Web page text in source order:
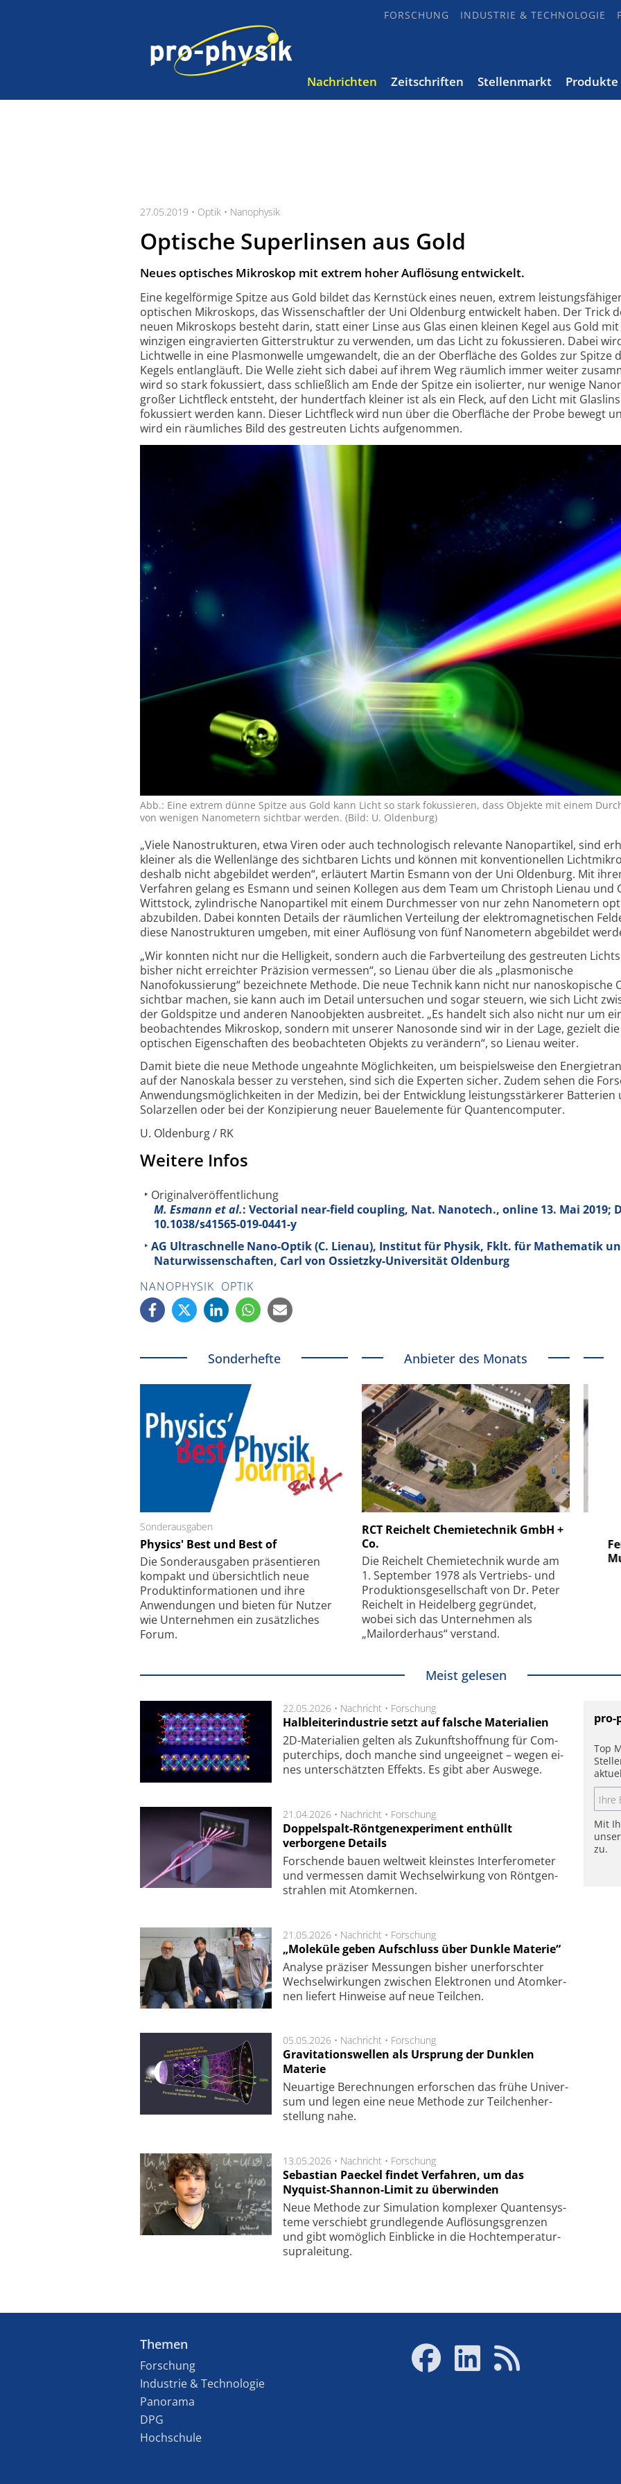
FORSCHUNG INDUSTRIE & TECHNOLOGIE
Nachrichten Zeitschriften Stellenmarkt Produkte
27.05.2019 • Optik • Nanophysik
Optische Superlinsen aus Gold
Neues optisches Mikroskop mit extrem hoher Auflösung entwickelt.
Eine kegelförmige Spitze aus Gold bildet das Kernstück eines neuen, extrem
optischen Mikroskops, das Wissenschaftler der Uni Oldenburg entwickelt haben. Der Trick
neuen Mikroskops besteht darin, statt einer Linse aus Glas einen kleinen Kegel aus Gold
winzigen eingravierten Gitterstruktur zu verwenden, um das Licht zu fokussieren. Dabei
Lichtwelle in eine Plasmonwelle umgewandelt, die an der Oberfläche des Goldes zur Spitze
Kegels entlangläuft. Die Welle zieht sich dabei auf ihrem Weg räumlich immer weiter
wird so stark fokussiert, dass schließlich am Ende der Spitze ein isolierter, nur wenige
großer Lichtfleck entsteht, der hundertfach kleiner ist als ein Fleck, auf den Licht mit
fokussiert werden kann. Dieser Lichtfleck wird nun über die Oberfläche der Probe bewegt
wird ein räumliches Bild des gestreuten Lichts aufgenommen.
Abb.: Eine extrem dünne Spitze aus Gold kann Licht so stark fokussieren, dass Objekte mit einem
von wenigen Nanometern sichtbar werden. (Bild: U. Oldenburg)
„Viele Nanostrukturen, etwa Viren oder auch technologisch relevante Nanopartikel, sind
kleiner als die Wellenlänge des sichtbaren Lichts und können mit konventionellen
deshalb nicht abgebildet werden“, erläutert Martin Esmann von der Uni Oldenburg. Mit
Verfahren gelang es Esmann und seinen Kollegen aus dem Team um Christoph Lienau und
Wittstock, zylindrische Nanopartikel mit einem Durchmesser von nur zehn Nanometern
abzubilden. Dabei konnten Details der räumlichen Verteilung der elektromagnetischen
diese Nanostrukturen umgeben, mit einer Auflösung von fünf Nanometern abgebildet
„Wir konnten nicht nur die Helligkeit, sondern auch die Farbverteilung des gestreuten
bisher nicht erreichter Präzision vermessen“, so Lienau über die als „plasmonische
Nanofokussierung“ bezeichnete Methode. Die neue Technik kann nicht nur nanoskopische
sichtbar machen, sie kann auch im Detail untersuchen und sogar steuern, wie sich Licht
der Goldspitze und anderen Nanoobjekten ausbreitet. „Es handelt sich also nicht nur um
beobachtendes Mikroskop, sondern mit unserer Nanosonde sind wir in der Lage, gezielt die
optischen Eigenschaften des beobachteten Objekts zu verändern“, so Lienau weiter.
Damit biete die neue Methode ungeahnte Möglichkeiten, um beispielsweise den
auf der Nanoskala besser zu verstehen, sind sich die Experten sicher. Zudem sehen die
Anwendungsmöglichkeiten in der Medizin, bei der Entwicklung leistungsstärkerer Batterien
Solarzellen oder bei der Konzipierung neuer Bauelemente für Quantencomputer.
U. Oldenburg / RK
Weitere Infos
Originalveröffentlichung
M. Esmann et al.: Vectorial near-field coupling, Nat. Nanotech., online 13. Mai 2019;
10.1038/s41565-019-0441-y
AG Ultraschnelle Nano-Optik (C. Lienau), Institut für Physik, Fklt. für Mathematik
Naturwissenschaften, Carl von Ossietzky-Universität Oldenburg
NANOPHYSIK OPTIK
Sonderhefte
Sonderausgaben
Physics' Best und Best of
Die Sonder­ausgaben präsentieren
kompakt und übersichtlich neue
Produkt­informationen und ihre
Anwendungen und bieten für Nutzer
wie Unternehmen ein zusätzliches
Forum.
Anbieter des Monats
RCT Reichelt Chemietechnik GmbH +
Co.
Die Reichelt Chemietechnik wurde am
1. September 1978 als Vertriebs- und
Produktionsgesellschaft von Dr. Peter
Reichelt in Heidelberg gegründet,
wobei sich das Unternehmen als
„Mailorderhaus“ verstand.
Faserkoppler mit Super-
Feinfokussierungsmechanismus
SmarAct GmbH
kleinstem Raum
Meist gelesen
22.05.2026 • Nachricht • Forschung
Halbleiterindustrie setzt auf falsche Materialien
2D-Mate­ri­a­li­en gel­ten als Zu­kunfts­hoff­nung für Com­
pu­ter­chips, doch man­che sind un­ge­eig­net – we­gen ei­
nes un­ter­schätz­ten Ef­fekts. Es gibt aber Aus­we­ge.
21.04.2026 • Nachricht • Forschung
Doppelspalt-Röntgenexperiment enthüllt
verborgene Details
For­schen­de bau­en welt­weit kleins­tes In­ter­fe­ro­me­ter
und ver­mes­sen da­mit Wech­sel­wir­kung von Rönt­gen­
strah­len mit Atom­ker­nen.
21.05.2026 • Nachricht • Forschung
„Moleküle geben Aufschluss über Dunkle Materie“
Analyse prä­zi­ser Mes­sung­en bis­her un­er­for­schter
Wech­sel­wir­kung­en zwi­schen Elek­tro­nen und Atom­ker­
nen lie­fert Hin­wei­se auf neue Teil­chen.
05.05.2026 • Nachricht • Forschung
Gravitationswellen als Ursprung der Dunklen
Materie
Neu­artige Be­rech­nung­en er­for­schen das frü­he Uni­ver­
sum und legen eine neue Me­tho­de zur Teil­chen­her­
stel­lung nahe.
13.05.2026 • Nachricht • Forschung
Sebastian Paeckel findet Verfahren, um das
Nyquist-Shannon-Limit zu überwinden
Neue Methode zur Simu­la­tion kom­ple­xer Quan­ten­sys­
te­me ver­schiebt grund­le­gen­de Auf­lösungs­gren­zen
und gibt wo­mög­lich Ein­blicke in die Hoch­tempe­ra­tur­
supra­lei­tung.
pro-
Top
Mit
zu.
Themen
Forschung
Industrie & Technologie
Panorama
DPG
Hochschule